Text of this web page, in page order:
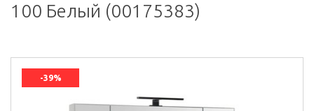
100 Белый (00175383)
-39%